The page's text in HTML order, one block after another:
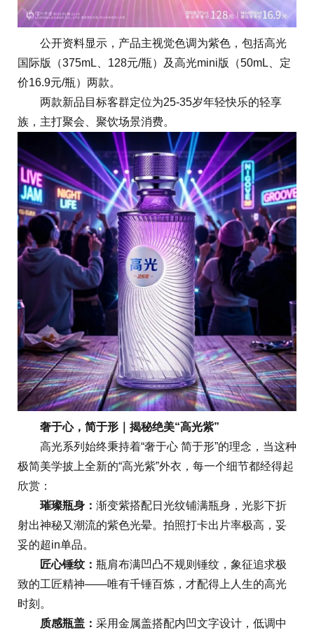
公开资料显示，产品主视觉色调为紫色，包括高光
国际版（375mL、128元/瓶）及高光mini版（50mL、定
价16.9元/瓶）两款。
两款新品目标客群定位为25-35岁年轻快乐的轻享
族，主打聚会、聚饮场景消费。
奢于心，简于形｜揭秘绝美“高光紫”
高光系列始终秉持着“奢于心 简于形”的理念，当这种
极简美学披上全新的“高光紫”外衣，每一个细节都经得起
欣赏：
璀璨瓶身： 渐变紫搭配日光纹铺满瓶身，光影下折
射出神秘又潮流的紫色光晕。拍照打卡出片率极高，妥
妥的超in单品。
匠心锤纹： 瓶肩布满凹凸不规则锤纹，象征追求极
致的工匠精神——唯有千锤百炼，才配得上人生的高光
时刻。
质感瓶盖： 采用金属盖搭配内凹文字设计，低调中